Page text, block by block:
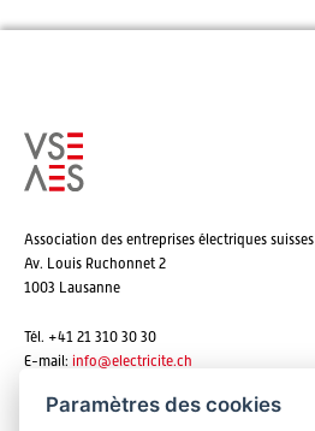
Association des entreprises électriques suisses
Av. Louis Ruchonnet 2
1003 Lausanne
Tél. +41 21 310 30 30
E-mail: info@electricite.ch
Paramètres des cookies